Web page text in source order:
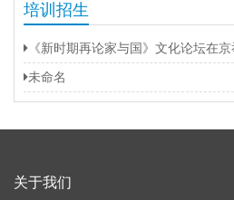
培训招生
《新时期再论家与国》文化论坛在京举办
未命名
关于我们